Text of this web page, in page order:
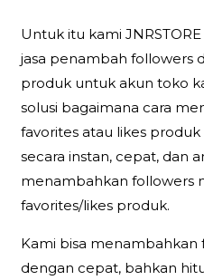
Untuk itu kami
jasa penambah followers
produk untuk akun toko
solusi bagaimana cara
favorites atau likes
secara instan, cepat, dan
menambahkan followers
favorites/likes produk.
Kami bisa
dengan cepat, bahkan